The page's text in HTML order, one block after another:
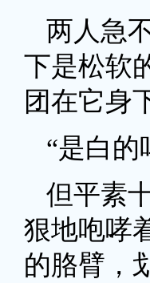
两人急
下是松软
团在它身
“是白的
但平素
狠地咆哮
的胳臂，